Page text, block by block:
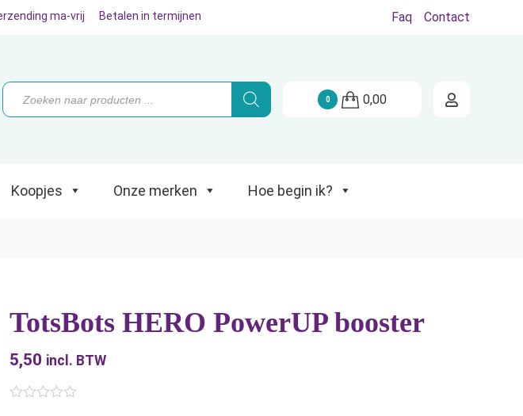
Onze merken Hoe begin ik?
ma-vrij Betalen in termijnen Faq Contact
Producten
zoeken
0 0,00
Koopjes Onze merken Hoe begin ik?
TotsBots HERO PowerUP booster
5,50 incl. BTW